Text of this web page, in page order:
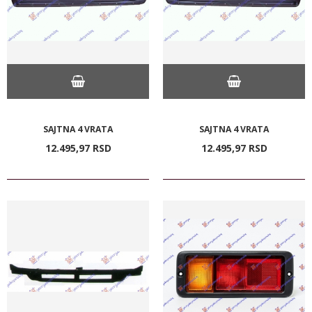
SAJTNA 4 VRATA
12.495,97 RSD
SAJTNA 4 VRATA
12.495,97 RSD